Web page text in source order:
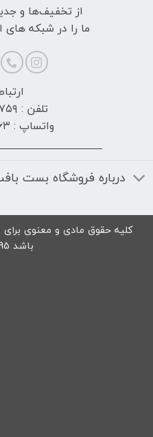
از تخفیف‌ها و
ما را در شبکه های
تلفن : ۶۶۹۷۴۷۵۹-۰۲۱
واتساپ : ۰۶۹۵۷۶۳-۰۹۱۹
درباره فروشگاه بست
کلیه حقوق مادی و معنوی
باشد 1395-1402